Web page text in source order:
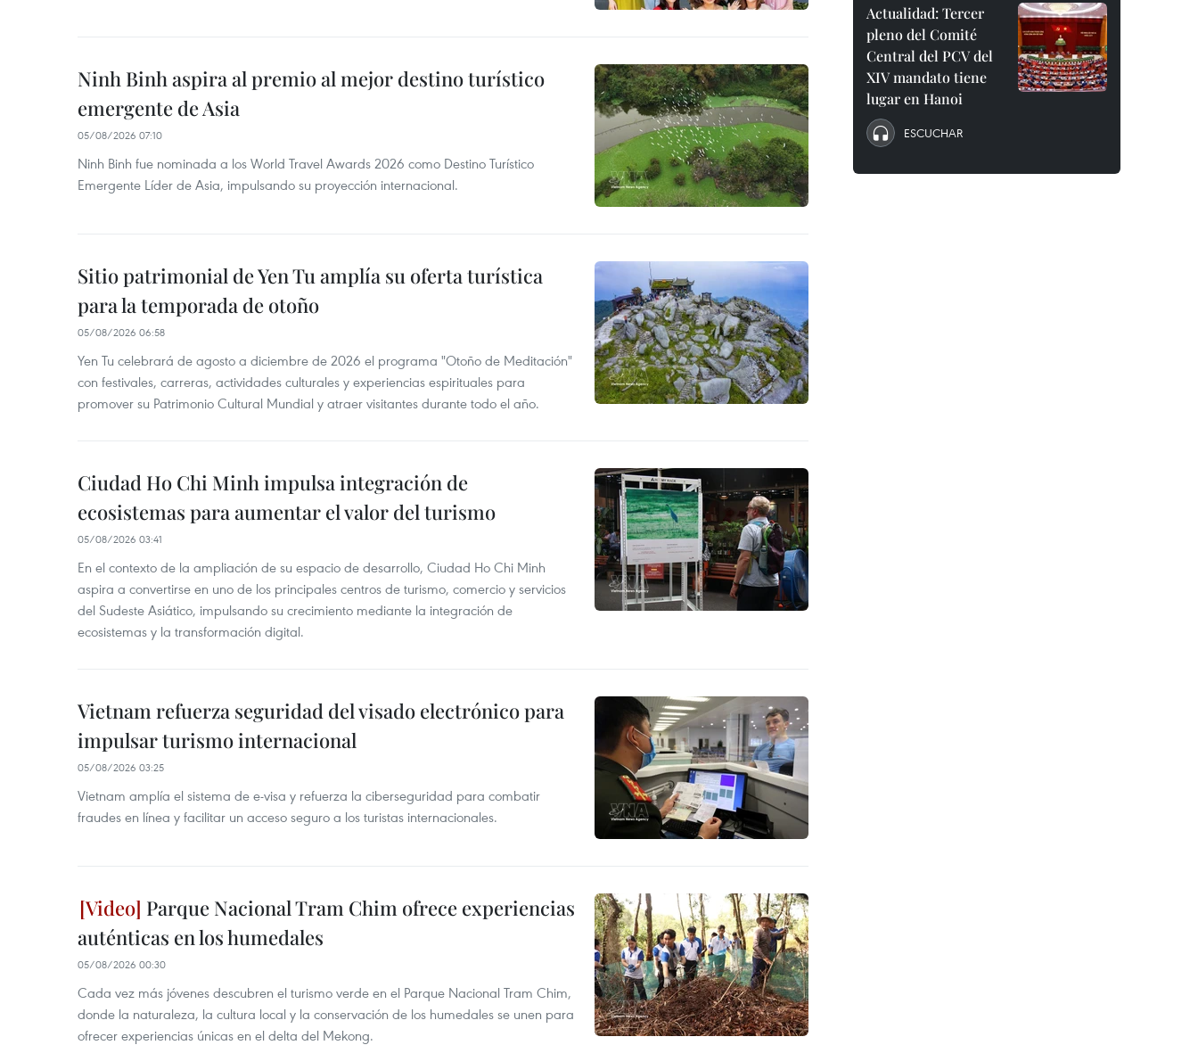
Ninh Binh aspira al premio al mejor destino turístico
emergente de Asia
05/08/2026 07:10
Ninh Binh fue nominada a los World Travel Awards 2026 como Destino Turístico
Emergente Líder de Asia, impulsando su proyección internacional.
Sitio patrimonial de Yen Tu amplía su oferta turística
para la temporada de otoño
05/08/2026 06:58
Yen Tu celebrará de agosto a diciembre de 2026 el programa "Otoño de Meditación"
con festivales, carreras, actividades culturales y experiencias espirituales para
promover su Patrimonio Cultural Mundial y atraer visitantes durante todo el año.
Ciudad Ho Chi Minh impulsa integración de
ecosistemas para aumentar el valor del turismo
05/08/2026 03:41
En el contexto de la ampliación de su espacio de desarrollo, Ciudad Ho Chi Minh
aspira a convertirse en uno de los principales centros de turismo, comercio y servicios
del Sudeste Asiático, impulsando su crecimiento mediante la integración de
ecosistemas y la transformación digital.
Vietnam refuerza seguridad del visado electrónico para
impulsar turismo internacional
05/08/2026 03:25
Vietnam amplía el sistema de e-visa y refuerza la ciberseguridad para combatir
fraudes en línea y facilitar un acceso seguro a los turistas internacionales.
Parque Nacional Tram Chim ofrece experiencias
auténticas en los humedales
05/08/2026 00:30
Cada vez más jóvenes descubren el turismo verde en el Parque Nacional Tram Chim,
donde la naturaleza, la cultura local y la conservación de los humedales se unen para
ofrecer experiencias únicas en el delta del Mekong.
Actualidad: Tercer
pleno del Comité
Central del PCV del
XIV mandato tiene
lugar en Hanoi
ESCUCHAR